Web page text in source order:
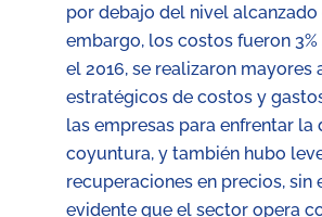
por debajo del nivel alcanzado
embargo, los costos fueron 3%
el 2016, se realizaron mayores
estratégicos de costos y
las empresas para enfrentar la
coyuntura, y también hubo
recuperaciones en precios, sin
evidente que el sector opera